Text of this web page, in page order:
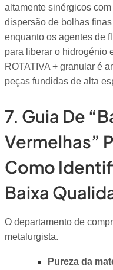
altamente sinérgicos
dispersão de bolhas
enquanto os agentes de
para liberar o hidrogénio
ROTATIVA + granular é
peças fundidas de alta
7. Guia De
Vermelhas”
Como
Baixa
O departamento de
metalurgista.
Pureza da